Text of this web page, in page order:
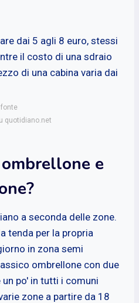
dai 5 agli 8 euro, stessi
il costo di una sdraio
di una cabina varia dai
quotidiano.net
e
a seconda delle zone.
tenda per la propria
in zona semi
ombrellone con due
po' in tutti i comuni
zone a partire da 18